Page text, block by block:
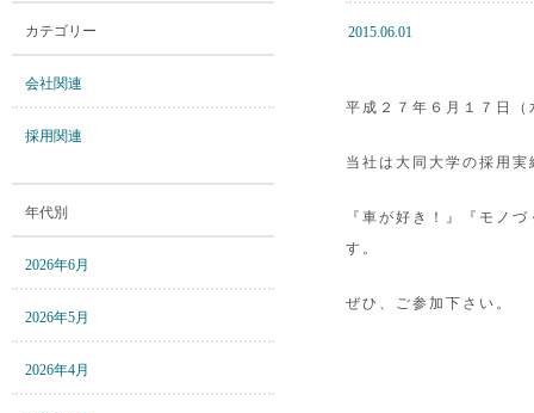
カテゴリー
会社関連
採用関連
年代別
2026年6月
2026年5月
2026年4月
2015.06.01
平成２７年６月１７日
当社は大同大学の採用
『車が好き！』『モノ
す。
ぜひ、ご参加下さい。